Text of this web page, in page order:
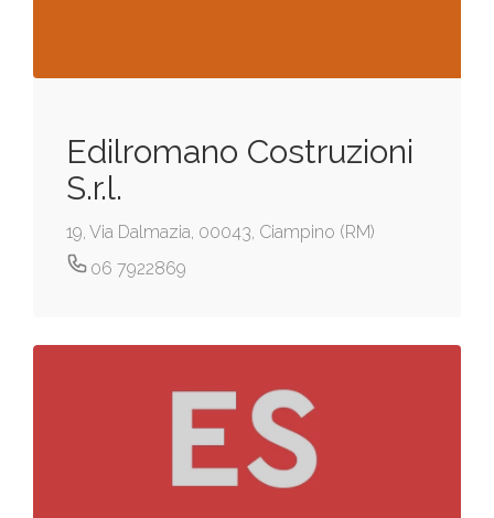
Edilromano Costruzioni
S.r.l.
19, Via Dalmazia, 00043, Ciampino (RM)
06 7922869